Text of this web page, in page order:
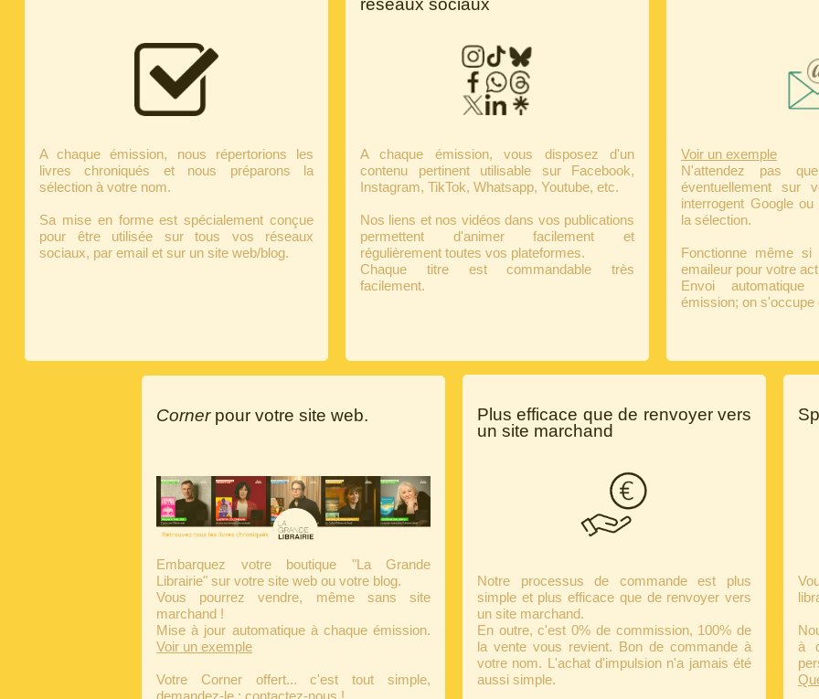
A chaque émission, nous répertorions les
livres chroniqués et nous préparons la
sélection à votre nom.
Sa mise en forme est spécialement conçue
pour être utilisée sur tous vos réseaux
sociaux, par email et sur un site web/blog.
réseaux sociaux
A chaque émission, vous disposez d'un
contenu pertinent utilisable sur Facebook,
Instagram, TikTok, Whatsapp, Youtube, etc.
Nos liens et nos vidéos dans vos publications
permettent d'animer facilement et
régulièrement toutes vos plateformes.
Chaque titre est commandable très
facilement.
Voir un exemple
N'attendez pas
éventuellement sur
interrogent Google
la sélection.
Fonctionne même
emaileur pour votre
Envoi
émission; on s'occupe
Cornerpour votre site web.
Embarquez votre boutique "La Grande
Librairie" sur votre site web ou votre blog.
Vous pourrez vendre, même sans site
marchand !
Mise à jour automatique à chaque émission.
Voir un exemple
Votre Corner offert... c'est tout simple,
Plus efficace que de renvoyer vers
un site marchand
Notre processus de commande est plus
simple et plus efficace que de renvoyer vers
un site marchand.
En outre, c'est 0% de commission, 100% de
la vente vous revient. Bon de commande à
votre nom. L'achat d'impulsion n'a jamais été
aussi simple.
à